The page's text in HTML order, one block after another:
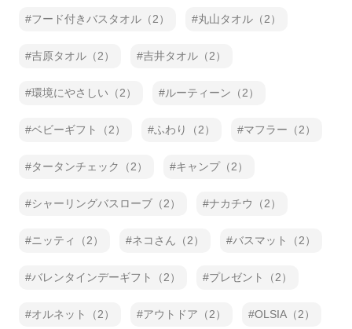
フード付きバスタオル（2） 丸山タオル（2）
吉原タオル（2） 吉井タオル（2）
環境にやさしい（2） ルーティーン（2）
ベビーギフト（2） ふわり（2） マフラー（2）
タータンチェック（2） キャンプ（2）
シャーリングバスローブ（2） ナカチウ（2）
ニッティ（2） ネコさん（2） バスマット（2）
バレンタインデーギフト（2） プレゼント（2）
オルネット（2） アウトドア（2） OLSIA（2）